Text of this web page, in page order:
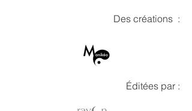
Des créations :
Éditées par :